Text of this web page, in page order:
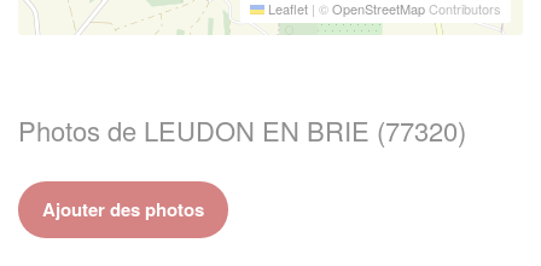
Leaflet | ©OpenStreetMapContributors
Photos de LEUDON EN BRIE (77320)
Ajouter des photos